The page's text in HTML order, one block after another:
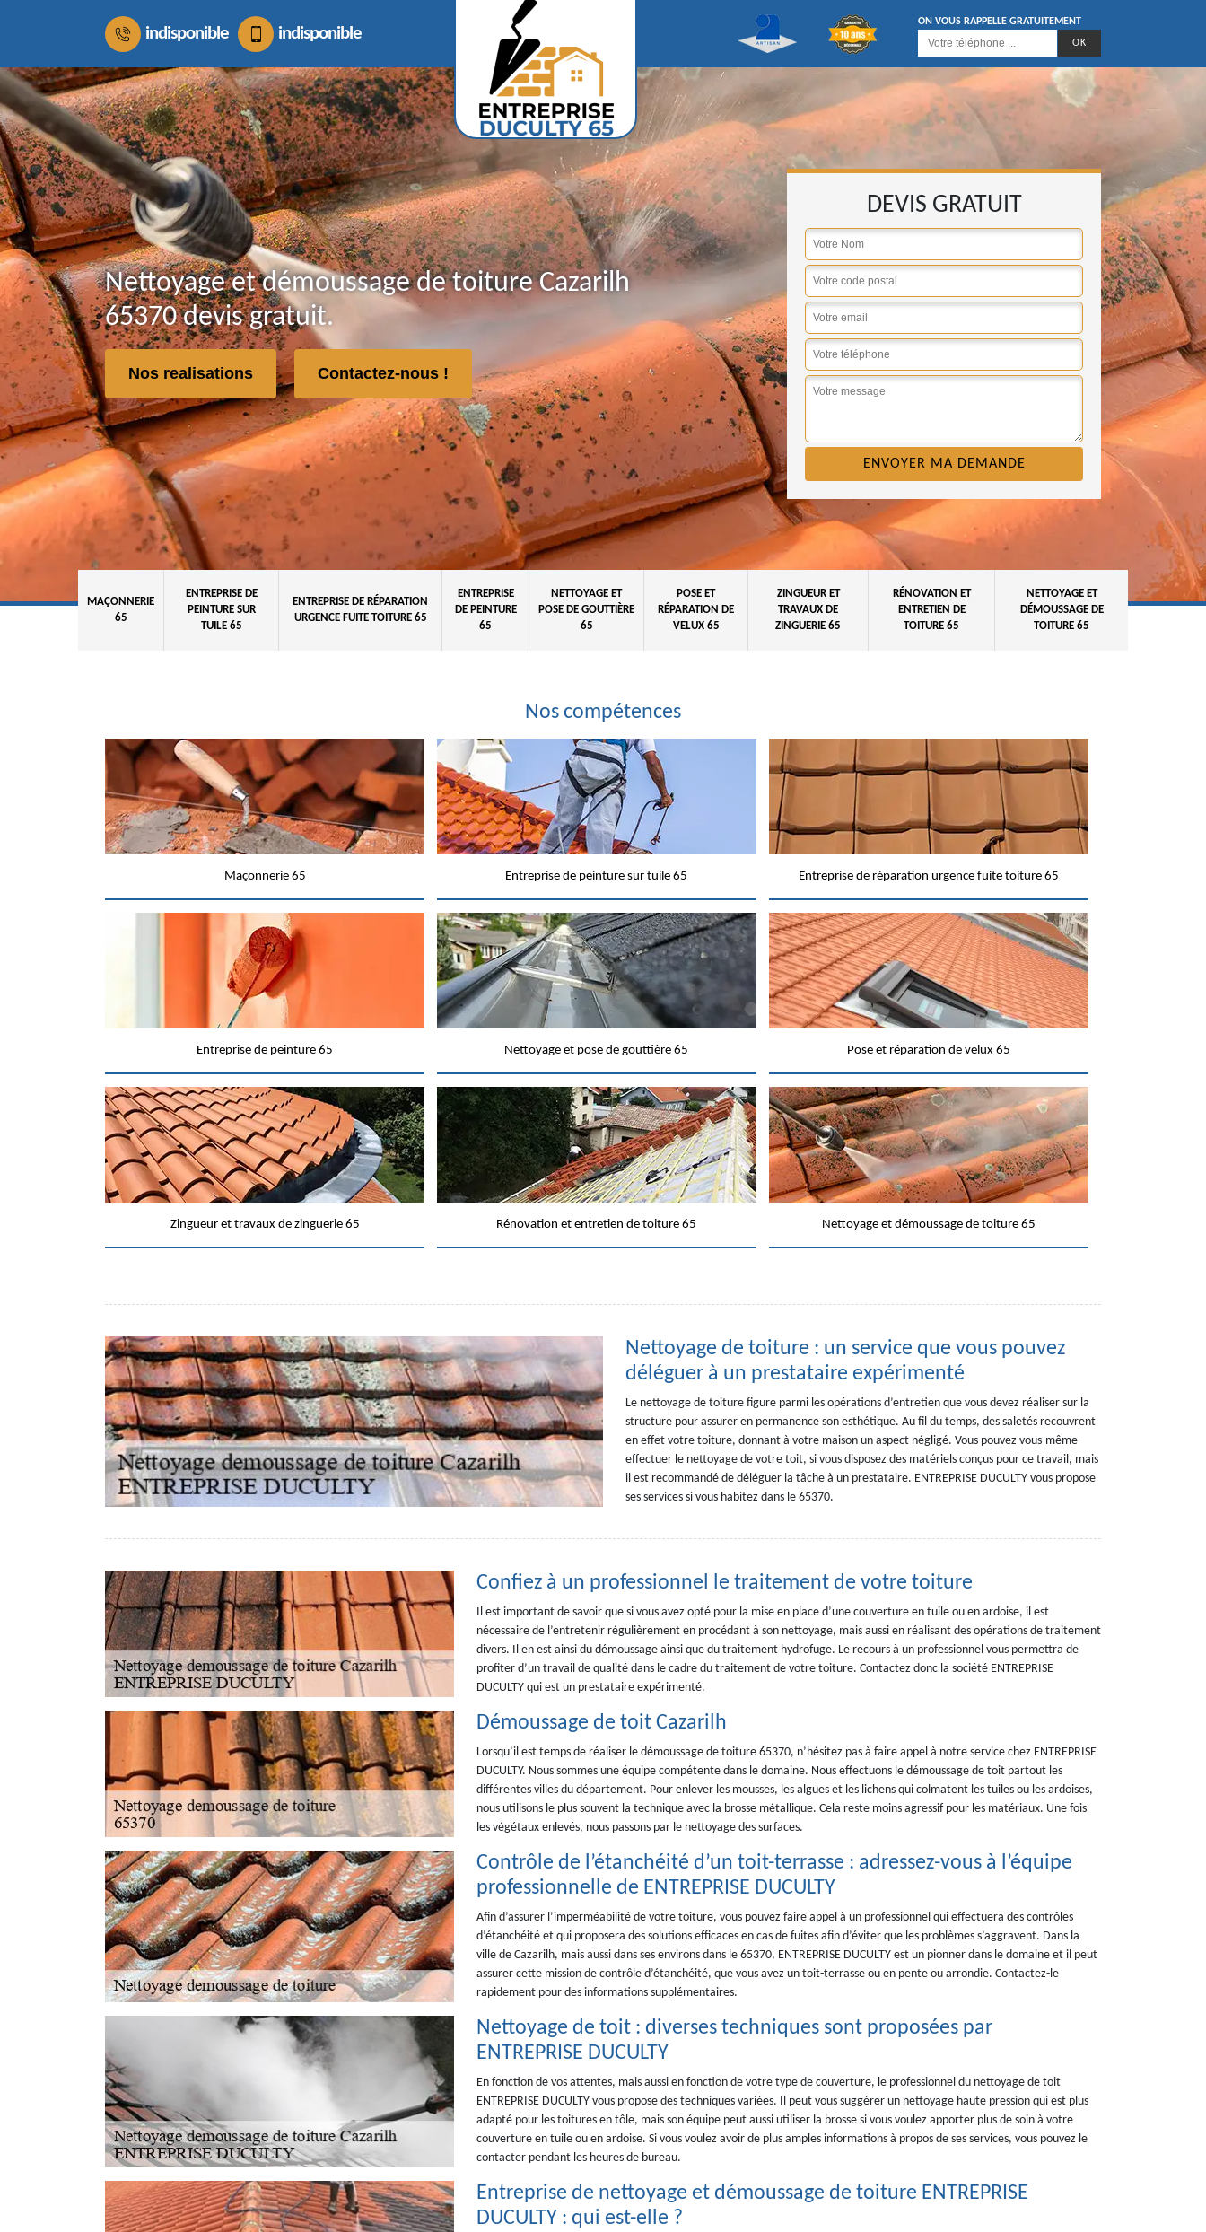
indisponible indisponible
ON VOUS RAPPELLE GRATUITEMENT
Nettoyage et démoussage de toiture Cazarilh
65370 devis gratuit.
Nos realisations Contactez-nous !
DEVIS GRATUIT
MAÇONNERIE
65
ENTREPRISE DE
PEINTURE SUR
TUILE 65
ENTREPRISE DE RÉPARATION
URGENCE FUITE TOITURE 65
ENTREPRISE
DE PEINTURE
65
NETTOYAGE ET
POSE DE GOUTTIÈRE
65
POSE ET
RÉPARATION DE
VELUX 65
ZINGUEUR ET
TRAVAUX DE
ZINGUERIE 65
RÉNOVATION ET
ENTRETIEN DE
TOITURE 65
NETTOYAGE ET
DÉMOUSSAGE DE
TOITURE 65
Nos compétences
Maçonnerie 65 Entreprise de peinture sur tuile 65 Entreprise de réparation urgence fuite toiture 65
Entreprise de peinture 65 Nettoyage et pose de gouttière 65 Pose et réparation de velux 65
Zingueur et travaux de zinguerie 65 Rénovation et entretien de toiture 65 Nettoyage et démoussage de toiture 65
Nettoyage de toiture : un service que vous pouvez
déléguer à un prestataire expérimenté
Le nettoyage de toiture figure parmi les opérations d’entretien que vous devez réaliser sur la
structure pour assurer en permanence son esthétique. Au fil du temps, des saletés recouvrent
en effet votre toiture, donnant à votre maison un aspect négligé. Vous pouvez vous-même
effectuer le nettoyage de votre toit, si vous disposez des matériels conçus pour ce travail, mais
il est recommandé de déléguer la tâche à un prestataire. ENTREPRISE DUCULTY vous propose
ses services si vous habitez dans le 65370.
Confiez à un professionnel le traitement de votre toiture
Il est important de savoir que si vous avez opté pour la mise en place d’une couverture en tuile ou en ardoise, il est
nécessaire de l’entretenir régulièrement en procédant à son nettoyage, mais aussi en réalisant des opérations de traitement
divers. Il en est ainsi du démoussage ainsi que du traitement hydrofuge. Le recours à un professionnel vous permettra de
profiter d’un travail de qualité dans le cadre du traitement de votre toiture. Contactez donc la société ENTREPRISE
DUCULTY qui est un prestataire expérimenté.
Démoussage de toit Cazarilh
Lorsqu’il est temps de réaliser le démoussage de toiture 65370, n’hésitez pas à faire appel à notre service chez ENTREPRISE
DUCULTY. Nous sommes une équipe compétente dans le domaine. Nous effectuons le démoussage de toit partout les
différentes villes du département. Pour enlever les mousses, les algues et les lichens qui colmatent les tuiles ou les ardoises,
nous utilisons le plus souvent la technique avec la brosse métallique. Cela reste moins agressif pour les matériaux. Une fois
les végétaux enlevés, nous passons par le nettoyage des surfaces.
Contrôle de l’étanchéité d’un toit-terrasse : adressez-vous à l’équipe
professionnelle de ENTREPRISE DUCULTY
Afin d’assurer l’imperméabilité de votre toiture, vous pouvez faire appel à un professionnel qui effectuera des contrôles
d’étanchéité et qui proposera des solutions efficaces en cas de fuites afin d’éviter que les problèmes s’aggravent. Dans la
ville de Cazarilh, mais aussi dans ses environs dans le 65370, ENTREPRISE DUCULTY est un pionner dans le domaine et il peut
assurer cette mission de contrôle d’étanchéité, que vous avez un toit-terrasse ou en pente ou arrondie. Contactez-le
rapidement pour des informations supplémentaires.
Nettoyage de toit : diverses techniques sont proposées par
ENTREPRISE DUCULTY
En fonction de vos attentes, mais aussi en fonction de votre type de couverture, le professionnel du nettoyage de toit
ENTREPRISE DUCULTY vous propose des techniques variées. Il peut vous suggérer un nettoyage haute pression qui est plus
adapté pour les toitures en tôle, mais son équipe peut aussi utiliser la brosse si vous voulez apporter plus de soin à votre
couverture en tuile ou en ardoise. Si vous voulez avoir de plus amples informations à propos de ses services, vous pouvez le
contacter pendant les heures de bureau.
Entreprise de nettoyage et démoussage de toiture ENTREPRISE
DUCULTY : qui est-elle ?